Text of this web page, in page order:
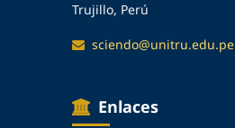
Trujillo, Perú
sciendo@unitru.edu.pe
Enlaces